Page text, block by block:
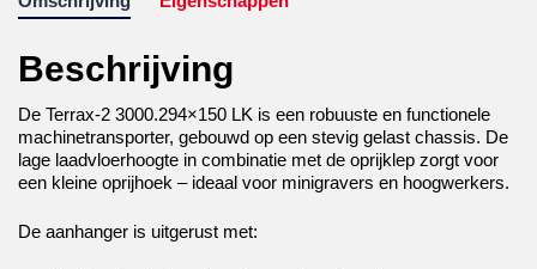
Beschrijving
De Terrax-2 3000.294×150 LK is een robuuste en functionele
machinetransporter, gebouwd op een stevig gelast chassis. De
lage laadvloerhoogte in combinatie met de oprijklep zorgt voor
een kleine oprijhoek – ideaal voor minigravers en hoogwerkers.
De aanhanger is uitgerust met: